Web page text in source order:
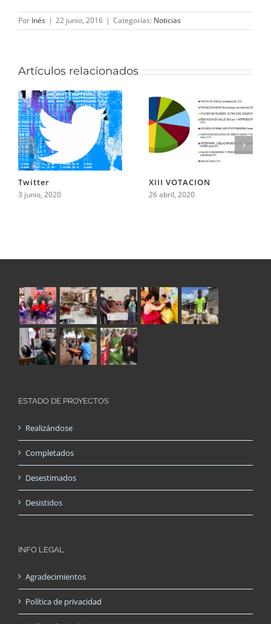
Por Inés | 22 junio, 2016 | Categorías: Noticias
Artículos relacionados
Twitter
3 junio, 2020
XIII VOTACION
26 abril, 2020
ESTADO DE PROYECTOS
Realizándose
Completados
Desestimados
Desistidos
INFO LEGAL
Agradecimientos
Política de privacidad